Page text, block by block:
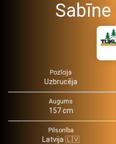
Sabīne
Pozīcija
Uzbrucēja
Augums
157 cm
Pilsonība
Latvija 🇱🇻